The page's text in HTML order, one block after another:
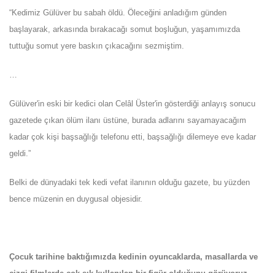
“Kedimiz Gülüver bu sabah öldü. Öleceğini anladığım günden
başlayarak, arkasında bırakacağı somut boşluğun, yaşamımızda
tuttuğu somut yere baskın çıkacağını sezmiştim.
Gülüver'in eski bir kedici olan Celâl Üster'in gösterdiği anlayış sonucu
gazetede çıkan ölüm ilanı üstüne, burada adlarını sayamayacağım
kadar çok kişi başsağlığı telefonu etti, başsağlığı dilemeye eve kadar
geldi.”
Belki de dünyadaki tek kedi vefat ilanının olduğu gazete, bu yüzden
bence müzenin en duygusal objesidir.
Çocuk tarihine baktığımızda kedinin oyuncaklarda, masallarda ve